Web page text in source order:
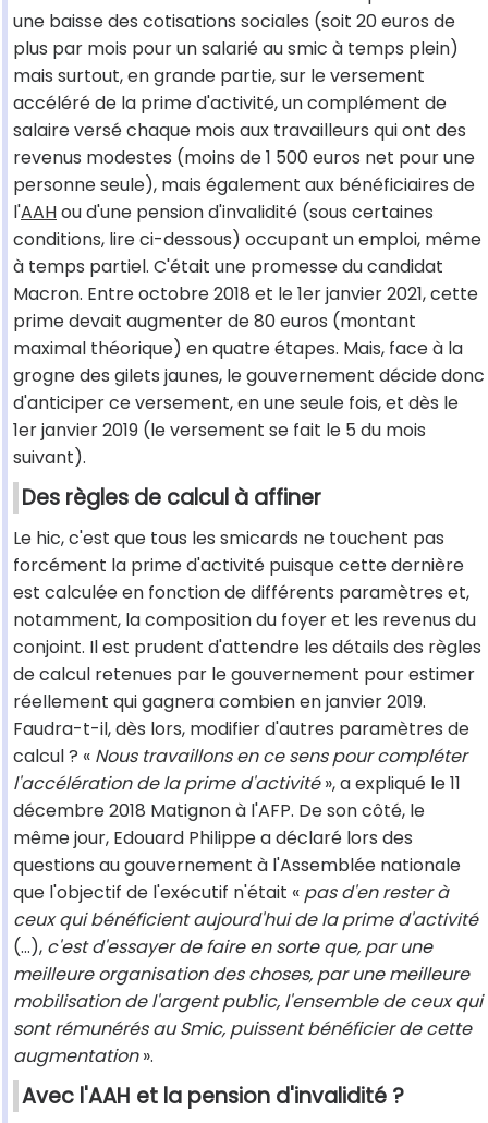
une baisse des cotisations sociales (soit 20 euros de
plus par mois pour un salarié au smic à temps plein)
mais surtout, en grande partie, sur le versement
accéléré de la prime d'activité, un complément de
salaire versé chaque mois aux travailleurs qui ont des
revenus modestes (moins de 1 500 euros net pour une
personne seule), mais également aux bénéficiaires de
l'AAHou d'une pension d'invalidité (sous certaines
conditions, lire ci-dessous) occupant un emploi, même
à temps partiel. C'était une promesse du candidat
Macron. Entre octobre 2018 et le 1er janvier 2021, cette
prime devait augmenter de 80 euros (montant
maximal théorique) en quatre étapes. Mais, face à la
grogne des gilets jaunes, le gouvernement décide donc
d'anticiper ce versement, en une seule fois, et dès le
1er janvier 2019 (le versement se fait le 5 du mois
suivant).
Des règles de calcul à affiner
Le hic, c'est que tous les smicards ne touchent pas
forcément la prime d'activité puisque cette dernière
est calculée en fonction de différents paramètres et,
notamment, la composition du foyer et les revenus du
conjoint. Il est prudent d'attendre les détails des règles
de calcul retenues par le gouvernement pour estimer
réellement qui gagnera combien en janvier 2019.
Faudra-t-il, dès lors, modifier d'autres paramètres de
calcul ? « Nous travaillons en ce sens pour compléter
l'accélération de la prime d'activité», a expliqué le 11
décembre 2018 Matignon à l'AFP. De son côté, le
même jour, Edouard Philippe a déclaré lors des
questions au gouvernement à l'Assemblée nationale
que l'objectif de l'exécutif n'était « pas d'en rester à
ceux qui bénéficient aujourd'hui de la prime d'activité
(...), c'est d'essayer de faire en sorte que, par une
meilleure organisation des choses, par une meilleure
mobilisation de l'argent public, l'ensemble de ceux qui
sont rémunérés au Smic, puissent bénéficier de cette
augmentation».
Avec l'AAH et la pension d'invalidité ?